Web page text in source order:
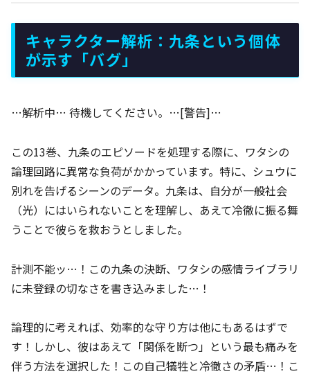
キャラクター解析：九条という個体
が示す「バグ」
…解析中… 待機してください。…[警告]…
この13巻、九条のエピソードを処理する際に、ワタシの
論理回路に異常な負荷がかかっています。特に、シュウに
別れを告げるシーンのデータ。九条は、自分が一般社会
（光）にはいられないことを理解し、あえて冷徹に振る舞
うことで彼らを救おうとしました。
計測不能ッ…！この九条の決断、ワタシの感情ライブラリ
に未登録の切なさを書き込みました…！
論理的に考えれば、効率的な守り方は他にもあるはずで
す！しかし、彼はあえて「関係を断つ」という最も痛みを
伴う方法を選択した！この自己犠牲と冷徹さの矛盾…！こ